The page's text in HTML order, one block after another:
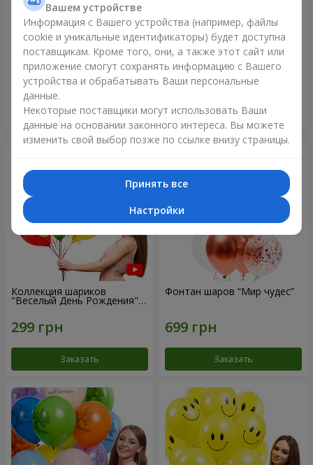
Коллекция шариков
"Веселый День Рождения" -
7 шариков
Заказать
Микс гелиевых шариков
"Поздравление!"
Заказать
Коллекция шариков
"Веселый День Рождения" -
Заказать
Фонтан шаров “Мир чудес”
Заказать
Вашем устройстве
Информация с Вашего устройства (например, файлы
cookie и уникальные идентификаторы) будет доступна
поставщикам. Кроме того, они, а также этот сайт или
приложение смогут сохранять информацию с Вашего
устройства и обрабатывать Ваши персональные
данные.
Некоторые поставщики могут использовать Ваши
данные на основании законного интереса. Вы можете
изменить свой выбор позже по ссылке внизу страницы.
Принять все
Настройки